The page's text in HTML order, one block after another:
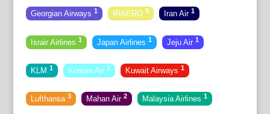
Georgian Airways 1 IRAERO 3 Iran Air 1
Israir Airlines 1 Japan Airlines 1 Jeju Air 1
KLM 1 Korean Air 1 Kuwait Airways 1
Lufthansa 3 Mahan Air 2 Malaysia Airlines 1